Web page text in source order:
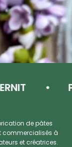
de pâtes
commercialisés à
et créatrices.